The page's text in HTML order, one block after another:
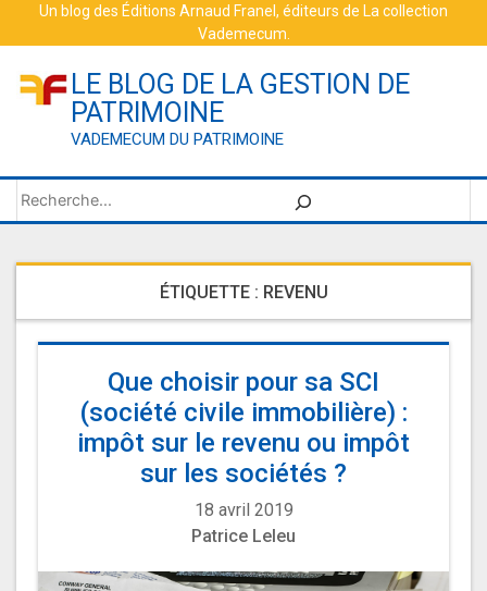
Un blog des Éditions Arnaud Franel , éditeurs de La collection
Vademecum
LE BLOG DE LA GESTION DE
PATRIMOINE
VADEMECUM DU PATRIMOINE
Rechercher
ÉTIQUETTE : REVENU
Que choisir pour sa SCI
(société civile immobilière) :
impôt sur le revenu ou impôt
sur les sociétés ?
18 avril 2019
Patrice Leleu